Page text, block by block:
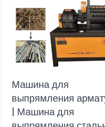
Машина для
выпрямления
| Машина для